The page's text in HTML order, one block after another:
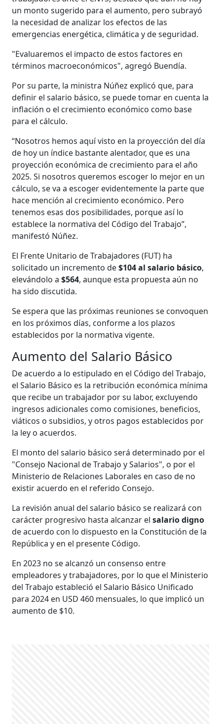
un monto sugerido para el aumento, pero subrayó
la necesidad de analizar los efectos de las
emergencias energética, climática y de seguridad.
"Evaluaremos el impacto de estos factores en
términos macroeconómicos", agregó Buendía.
Por su parte, la ministra Núñez explicó que, para
definir el salario básico, se puede tomar en cuenta la
inflación o el crecimiento económico como base
para el cálculo.
“Nosotros hemos aquí visto en la proyección del día
de hoy un índice bastante alentador, que es una
proyección económica de crecimiento para el año
2025. Si nosotros queremos escoger lo mejor en un
cálculo, se va a escoger evidentemente la parte que
hace mención al crecimiento económico. Pero
tenemos esas dos posibilidades, porque así lo
establece la normativa del Código del Trabajo”,
manifestó Núñez.
El Frente Unitario de Trabajadores (FUT) ha
solicitado un incremento de$104 al salario básico,
elevándolo a$564, aunque esta propuesta aún no
ha sido discutida.
Se espera que las próximas reuniones se convoquen
en los próximos días, conforme a los plazos
establecidos por la normativa vigente.
Aumento del Salario Básico
De acuerdo a lo estipulado en el Código del Trabajo,
el Salario Básico es la retribución económica mínima
que recibe un trabajador por su labor, excluyendo
ingresos adicionales como comisiones, beneficios,
viáticos o subsidios, y otros pagos establecidos por
la ley o acuerdos.
El monto del salario básico será determinado por el
"Consejo Nacional de Trabajo y Salarios", o por el
Ministerio de Relaciones Laborales en caso de no
existir acuerdo en el referido Consejo.
La revisión anual del salario básico se realizará con
carácter progresivo hasta alcanzar elsalario digno
de acuerdo con lo dispuesto en la Constitución de la
República y en el presente Código.
En 2023 no se alcanzó un consenso entre
empleadores y trabajadores, por lo que el Ministerio
del Trabajo estableció el Salario Básico Unificado
para 2024 en USD 460 mensuales, lo que implicó un
aumento de $10.